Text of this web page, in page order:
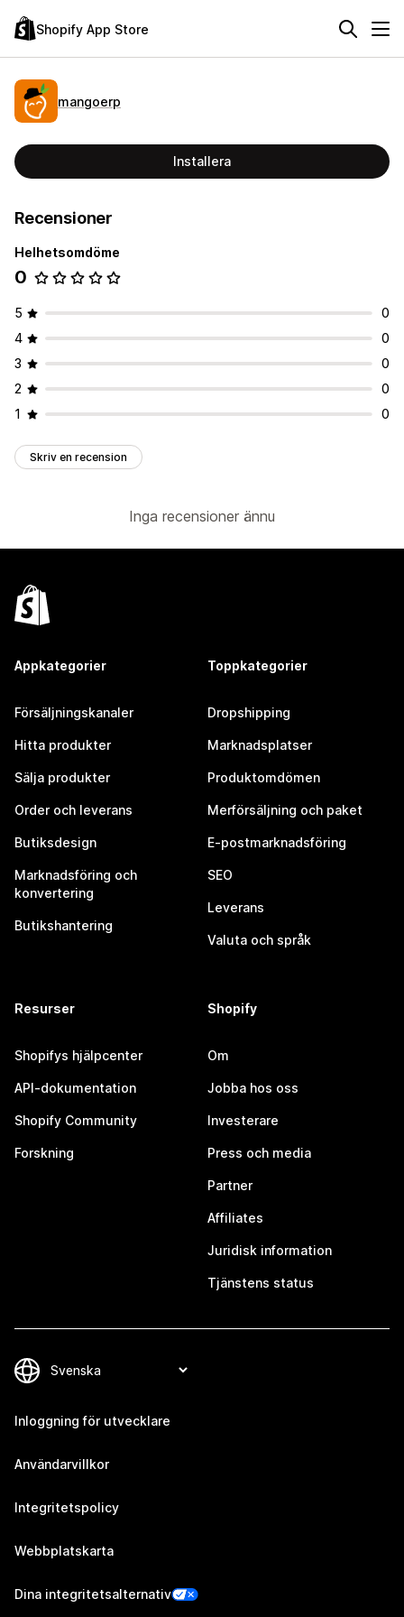
Shopify App Store
mangoerp
Installera
Recensioner
Helhetsomdöme
0
5
0
4
0
3
0
2
0
1
0
Skriv en recension
Inga recensioner ännu
Appkategorier
Försäljningskanaler
Hitta produkter
Sälja produkter
Order och leverans
Butiksdesign
Marknadsföring och
konvertering
Butikshantering
Toppkategorier
Dropshipping
Marknadsplatser
Produktomdömen
Merförsäljning och paket
E-postmarknadsföring
SEO
Leverans
Valuta och språk
Resurser
Shopifys hjälpcenter
API-dokumentation
Shopify Community
Forskning
Shopify
Om
Jobba hos oss
Investerare
Press och media
Partner
Affiliates
Juridisk information
Tjänstens status
Inloggning för utvecklare
Användarvillkor
Integritetspolicy
Webbplatskarta
Dina integritetsalternativ